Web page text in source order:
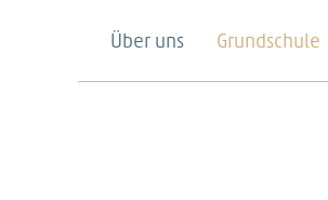
Über uns Grundschule